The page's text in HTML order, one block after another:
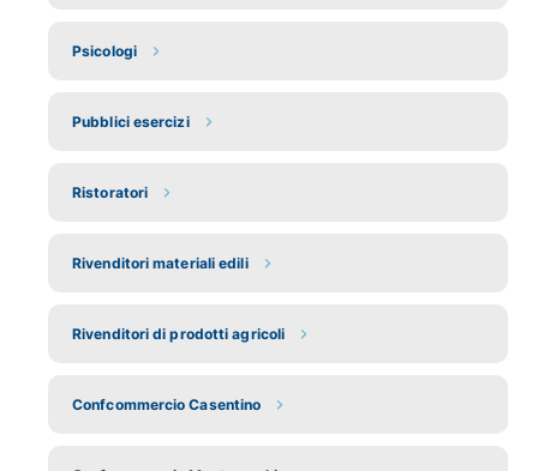
Psicologi
Pubblici esercizi
Ristoratori
Rivenditori materiali edili
Rivenditori di prodotti agricoli
Confcommercio Casentino